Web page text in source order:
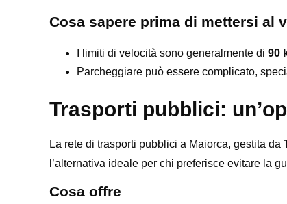
Cosa sapere prima di mettersi al
I limiti di velocità sono generalmente di 90
Parcheggiare può essere complicato,
Trasporti pubblici:
La rete di trasporti pubblici a Maiorca, gestita da
l’alternativa ideale per chi preferisce evitare la
Cosa offre